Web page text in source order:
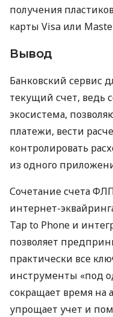
получения
карты Visa или
Вывод
Банковский сервис
текущий счет, ведь
экосистема,
платежи, вести
контролировать
из одного
Сочетание счета
интернет-
Tap to Phone и
позволяет
практически все
инструменты «под
сокращает время на
упрощает учет и